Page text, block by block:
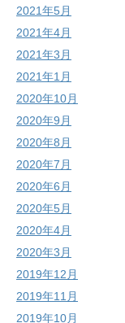
2021年5月
2021年4月
2021年3月
2021年1月
2020年10月
2020年9月
2020年8月
2020年7月
2020年6月
2020年5月
2020年4月
2020年3月
2019年12月
2019年11月
2019年10月